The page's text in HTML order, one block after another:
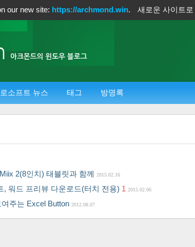
our new site: https://archmond.win. 새로운 사이트
소프트 뉴스 태그 방명록
2(8인치) 태블릿과 함께 2015.02.16
, 워드 프리뷰 다운로드(터치 전용) 1 2015.02.06
주는 Excel Button 2012.08.07